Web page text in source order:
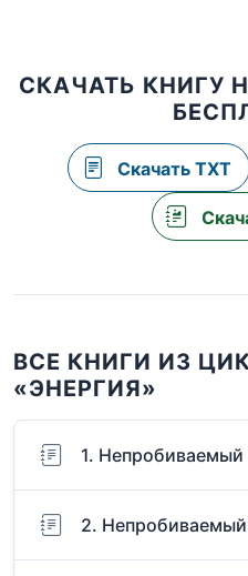
СКАЧАТЬ КНИГУ
Скачать TXT
ВСЕ КНИГИ ИЗ
«ЭНЕРГИЯ»
1. Непробиваемый
2. Непробиваемый